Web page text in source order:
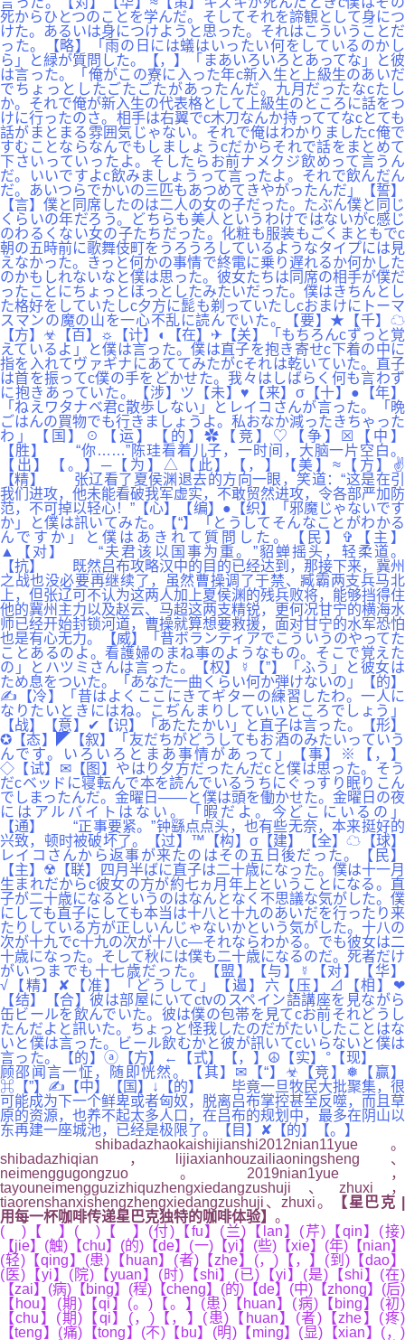
死からひとつのことを学んだ。そしてそれを諦観として身につ
けた。あるいは身につけようと思った。それはこういうことだ
った。【略】「雨の日には蟻はいったい何をしているのかし
ら」と緑が質問した。【，】「まあいろいろとあってな」と彼
は言った。「俺がこの寮に入った年c新入生と上級生のあいだ
でちょっとしたごたごたがあったんだ。九月だったなcたし
か。それで俺が新入生の代表格として上級生のところに話をつ
けに行ったのさ。相手は右翼でc木刀なんか持っててなcとても
話がまとまる雰囲気じゃない。それで俺はわかりましたc俺で
すむことならなんでもしましょうcだからそれで話をまとめて
下さいっていったよ。そしたらお前ナメクジ飲めって言うん
だ。いいですよc飲みましょうって言ったよ。それで飲んだん
だ。あいつらでかいの三匹もあつめてきやがったんだ」【誓】
【言】僕と同席したのは二人の女の子だった。たぶん僕と同じ
くらいの年だろう。どちらも美人というわけではないがc感じ
のわるくない女の子たちだった。化粧も服装もごくまともでc
朝の五時前に歌舞伎町をうろうろしているようなタイプには見
えなかった。きっと何かの事情で終電に乗り遅れるか何かした
のかもしれないなと僕は思った。彼女たちは同席の相手が僕だ
ったことにちょっとほっとしたみたいだった。僕はきちんとし
た格好をしていたしc夕方に髭も剃っていたしcおまけにトーマ
スマンの魔の山を一心不乱に読んでいた。【要】★【千】☁
【方】☣【百】☼【计】◐【在】✈【关】「もちろんcずっと覚
えているよ」と僕は言った。僕は直子を抱き寄せc下着の中に
指を入れてヴァギナにあててみたがcそれは乾いていた。直子
は首を振ってc僕の手をどかせた。我々はしばらく何も言わず
に抱きあっていた。【涉】ツ【未】♥【来】σ【十】●【年】
「ねえワタナベ君c散歩しない」とレイコさんが言った。「晩
ごはんの買物でも行きましょうよ。私おなか減ったきちゃった
わ」【国】☉【运】【的】✿【竞】♡【争】☒【中】
【胜】 “你……”陈珪看着儿子，一时间，大脑一片空白。
【出】【。】─【为】△【此】【，】【美】≈【方】✌
【精】 张辽看了夏侯渊退去的方向一眼，笑道：“这是在引
我们进攻，他未能看破我军虚实，不敢贸然进攻，令各部严加防
范，不可掉以轻心！”【心】【编】●【织】「邪魔じゃないです
か」と僕は訊いてみた。【“】「とうしてそんなことがわかる
んですか」と僕はあきれて質問した。【民】✞【主】
▲【对】 “夫君该以国事为重。”貂蝉摇头，轻柔道。
【抗】 既然吕布攻略汉中的目的已经达到，那接下来，冀州
之战也没必要再继续了，虽然曹操调了于禁、臧霸两支兵马北
上，但张辽可不认为这两人加上夏侯渊的残兵败将，能够挡得住
他的冀州主力以及赵云、马超这两支精锐，更何况甘宁的横海水
师已经开始封锁河道，曹操就算想要救援，面对甘宁的水军恐怕
也是有心无力。【威】「昔ボランティアでこういうのやってた
ことあるのよ。看護婦のまね事のようなもの。そこで覚えた
の」とハツミさんは言った。【权】☿【”】「ふう」と彼女は
ため息をついた。「あなた一曲くらい何か弾けないの」【的】
✍【冷】「昔はよくここにきてギターの練習したわ。一人に
なりたいときにはね。こぢんまりしていいところでしょう」
【战】【意】✔【识】「あたたかい」と直子は言った。【形】
✪【态】◤【叙】「友だちがどうしてもお酒のみたいっていう
んです。いろいろとまあ事情があって」【事】※【，】
◇【试】✉【图】やはり夕方だったんだcと僕は思った。そう
だcベッドに寝転んで本を読んでいるうちにぐっすり眠りこん
でしまったんだ。金曜日――と僕は頭を働かせた。金曜日の夜
にはアルバイトはない。「暇だよ。今どこにいるの」
【通】 “正事要紧。”钟繇点点头，也有些无奈，本来挺好的
兴致，顿时被破坏了。【过】™【构】σ【建】【全】☁【球】
レイコさんから返事が来たのはその五日後だった。【民】
【主】☢【联】四月半ばに直子は二十歳になった。僕は十一月
生まれだからc彼女の方が約七ヵ月年上ということになる。直
子が二十歳になるというのはなんとなく不思議な気がした。僕
にしても直子にしても本当は十八と十九のあいだを行ったり来
たりしている方が正しいんじゃないかという気がした。十八の
次が十九でc十九の次が十八c―それならわかる。でも彼女は二
十歳になった。そして秋には僕も二十歳になるのだ。死者だけ
がいつまでも十七歳だった。【盟】【与】☿【对】【华】
√【精】✘【准】「どうして」【遏】六【压】⊿【相】❤
【结】【合】彼は部屋にいてctvのスペイン語講座を見ながら
缶ビールを飲んでいた。彼は僕の包帯を見てcお前それどうし
たんだよと訊いた。ちょっと怪我したのだがたいしたことはな
いと僕は言った。ビール飲むかと彼が訊いてcいらないと僕は
言った。【的】ⓐ【方】←【式】【，】☮【实】°【现】
顾邵闻言一怔，随即恍然。【其】✉【“】☣【竞】❅【赢】
⌘【”】✍【中】【国】↓【的】 毕竟一旦牧民大批聚集，很
可能成为下一个鲜卑或者匈奴，脱离吕布掌控甚至反噬，而且草
原的资源，也养不起太多人口，在吕布的规划中，最多在阴山以
东再建一座城池，已经是极限了。【目】✘【的】【。】
shibadazhaokaishijianshi2012nian11yue。
shibadazhiqian，lijiaxianhouzailiaoningsheng、
neimenggugongzuo。2019nian1yue，
tayouneimengguzizhiquzhengxiedangzushuji、zhuxi，
tiaorenshanxishengzhengxiedangzushuji、zhuxi。
【星巴克 |
用每一杯咖啡传递星巴克独特的咖啡体验】 。
( )【 】( )【 】(付)【fu】(兰)【lan】(芹)【qin】(接)
【jie】(触)【chu】(的)【de】(一)【yi】(些)【xie】(年)【nian】
(轻)【qing】(患)【huan】(者)【zhe】(，)【，】(到)【dao】
(医)【yi】(院)【yuan】(时)【shi】(已)【yi】(是)【shi】(在)
【zai】(病)【bing】(程)【cheng】(的)【de】(中)【zhong】(后)
【hou】(期)【qi】(。)【。】(患)【huan】(病)【bing】(初)
【chu】(期)【qi】(，)【，】(患)【huan】(者)【zhe】(疼)
【teng】(痛)【tong】(不)【bu】(明)【ming】(显)【xian】(，)